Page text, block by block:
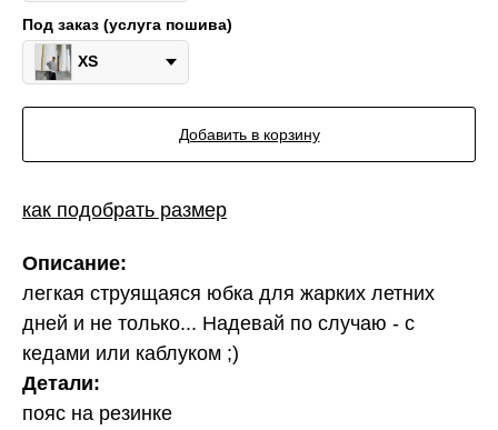
Под заказ (услуга пошива)
XS
Добавить в корзину
как подобрать размер
Описание:
легкая струящаяся юбка для жарких летних
дней и не только... Надевай по случаю - с
кедами или каблуком ;)
Детали:
пояс на резинке